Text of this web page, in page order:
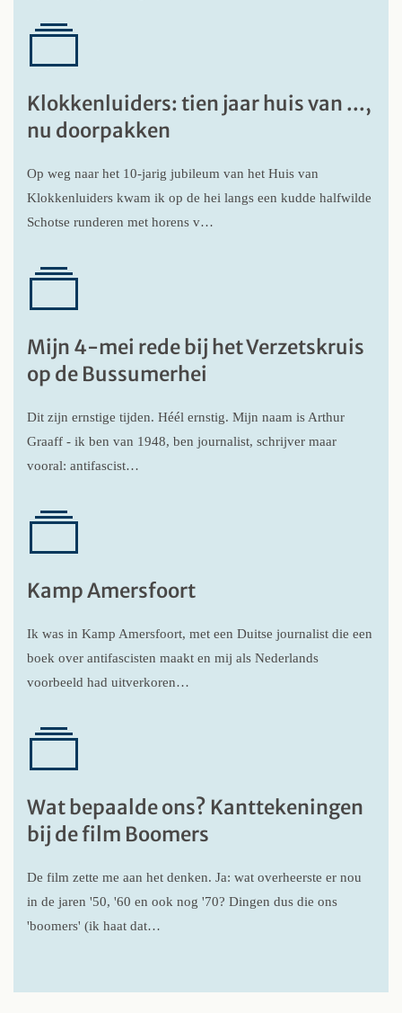
Klokkenluiders: tien jaar huis van ...,
nu doorpakken
Op weg naar het 10-jarig jubileum van het Huis van
Klokkenluiders kwam ik op de hei langs een kudde halfwilde
Schotse runderen met horens v…
Mijn 4-mei rede bij het Verzetskruis
op de Bussumerhei
Dit zijn ernstige tijden. Héél ernstig. Mijn naam is Arthur
Graaff - ik ben van 1948, ben journalist, schrijver maar
vooral: antifascist…
Kamp Amersfoort
Ik was in Kamp Amersfoort, met een Duitse journalist die een
boek over antifascisten maakt en mij als Nederlands
voorbeeld had uitverkoren…
Wat bepaalde ons? Kanttekeningen
bij de film Boomers
De film zette me aan het denken. Ja: wat overheerste er nou
in de jaren '50, '60 en ook nog '70? Dingen dus die ons
'boomers' (ik haat dat…